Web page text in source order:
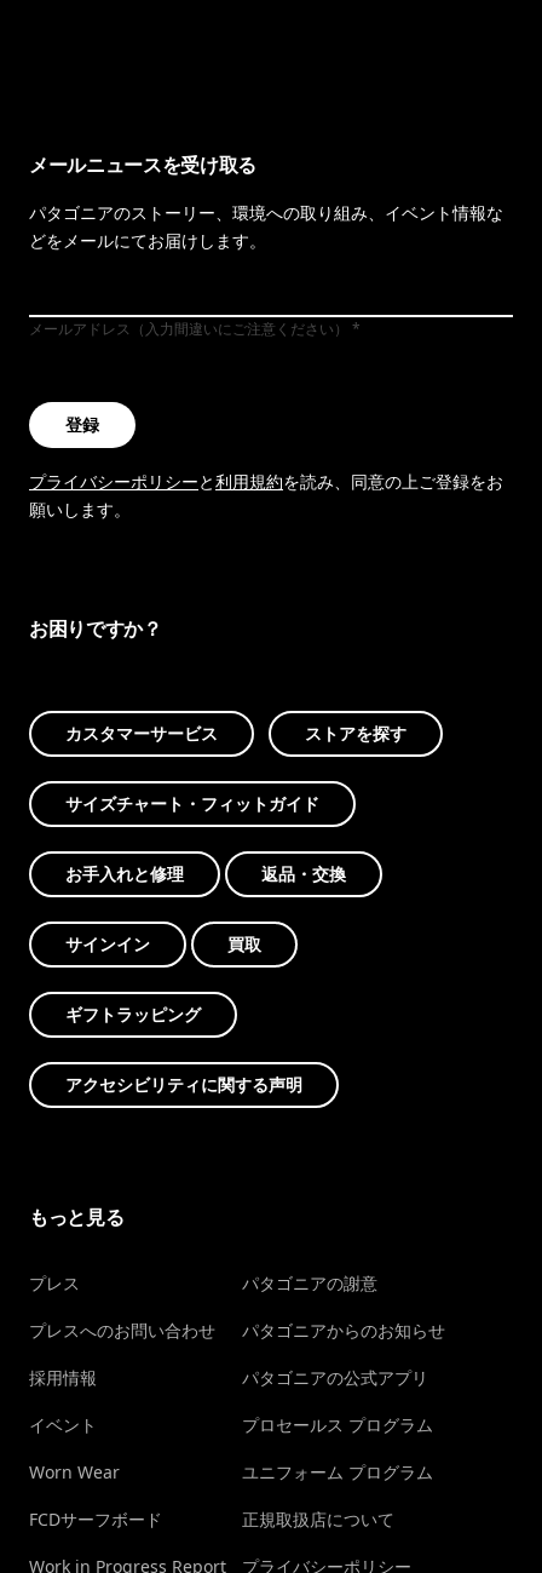
メールニュースを受け取る
パタゴニアのストーリー、環境への取り組み、イベント情報な
どをメールにてお届けします。
メールアドレス（入力間違いにご注意ください）
登録
プライバシーポリシーと利用規約を読み、同意の上ご登録をお
願いします。
お困りですか？
カスタマーサービス ストアを探す
サイズチャート・フィットガイド
お手入れと修理 返品・交換
サインイン 買取
ギフトラッピング
アクセシビリティに関する声明
もっと見る
プレス
プレスへのお問い合わせ
採用情報
イベント
Worn Wear
FCDサーフボード
Work in Progress Report
パタゴニアの謝意
パタゴニアからのお知らせ
パタゴニアの公式アプリ
プロセールス プログラム
ユニフォーム プログラム
正規取扱店について
プライバシーポリシー